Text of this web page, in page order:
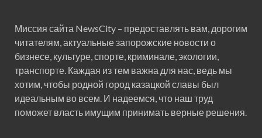
Миссия сайта NewsCity – предоставлять вам, дорогим
читателям, актуальные запорожские новости о
бизнесе, культуре, спорте, криминале, экологии,
транспорте. Каждая из тем важна для нас, ведь мы
хотим, чтобы родной город казацкой славы был
идеальным во всем. И надеемся, что наш труд
поможет власть имущим принимать верные решения.